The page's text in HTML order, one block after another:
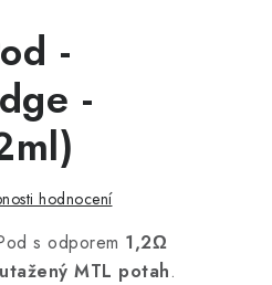
-
-
hodnocení
s odporem 1,2Ω
utažený MTL potah.